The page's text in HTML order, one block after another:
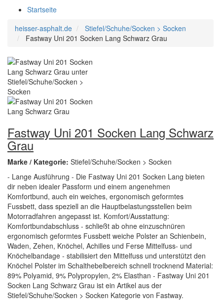
Startseite
heisser-asphalt.de
Stiefel/Schuhe/Socken > Socken
Fastway Uni 201 Socken Lang Schwarz Grau
Fastway Uni 201 Socken Lang Schwarz
Grau
Marke / Kategorie: Stiefel/Schuhe/Socken > Socken
- Lange Ausführung - Die Fastway Uni 201 Socken Lang bieten
dir neben idealer Passform und einem angenehmen
Komfortbund, auch ein weiches, ergonomisch geformtes
Fussbett, dass speziell an die Hauptbelastungsstellen beim
Motorradfahren angepasst ist. Komfort/Ausstattung:
Komfortbundabschluss - schließt ab ohne einzuschnüren
ergonomisch geformtes Fussbett weiche Polster an Schienbein,
Waden, Zehen, Knöchel, Achilles und Ferse Mittelfuss- und
Knöchelbandage - stabilisiert den Mittelfuss und unterstützt den
Knöchel Polster im Schalthebelbereich schnell trocknend Material:
89% Polyamid, 9% Polypropylen, 2% Elasthan - Fastway Uni 201
Socken Lang Schwarz Grau ist ein Artikel aus der
Stiefel/Schuhe/Socken > Socken Kategorie von Fastway.